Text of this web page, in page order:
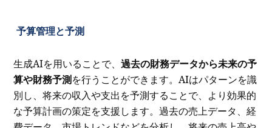
予算管理と予測
生成AIを用いることで、過去の財務データから未来の予
算や財務予測を行うことができます。AIはパターンを識
別し、将来の収入や支出を予測することで、より効果的
な予算計画の策定を支援します。過去の売上データ、経